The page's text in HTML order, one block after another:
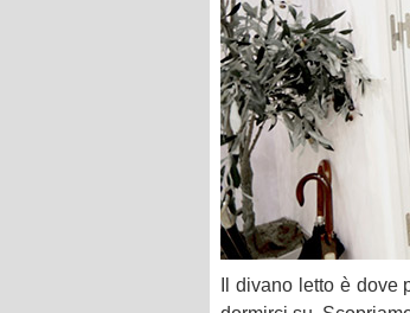
Il divano letto è